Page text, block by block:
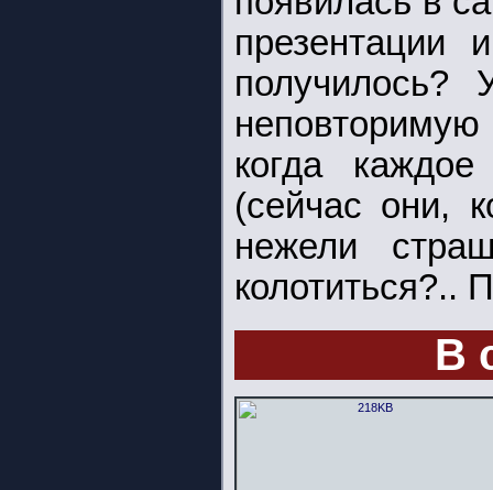
презентации
получилось?
когда
(сейчас они,
нежели
колотиться?..
В